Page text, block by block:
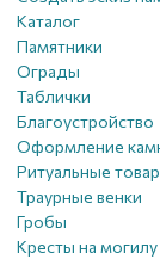
Каталог
Памятники
Ограды
Таблички
Благоустройствo
Оформление
Ритуальные
Траурные венки
Гробы
Кресты на могилу